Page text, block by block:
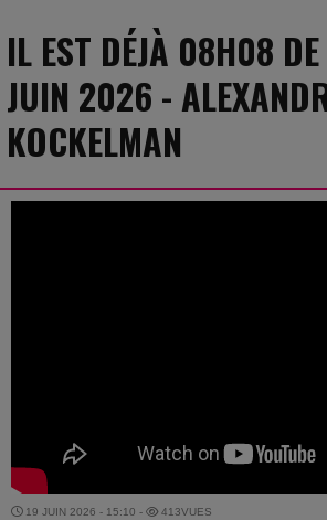
IL EST DÉJÀ 08H08 DE
JUIN 2026 -
KOCKELMAN
19 JUIN 2026 - 15:10 - 413VUES